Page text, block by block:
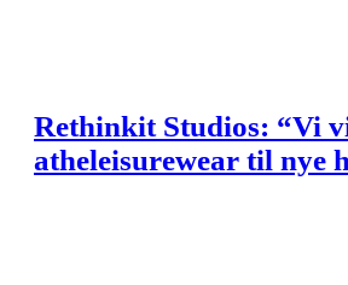
Rethinkit Studios: “Vi
atheleisurewear til nye